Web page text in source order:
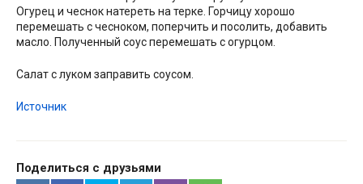
Огурец и чеснок натереть на терке. Горчицу хорошо
перемешать с чесноком, поперчить и посолить, добавить
масло. Полученный соус перемешать с огурцом.
Салат с луком заправить соусом.
Источник
Поделиться с друзьями